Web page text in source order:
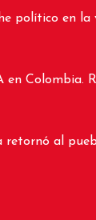
político en la
en Colombia.
retornó al